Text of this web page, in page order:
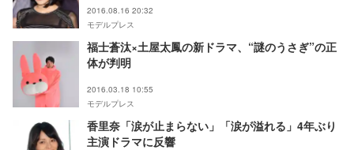
2016.08.16 20:32
モデルプレス
福士蒼汰×土屋太鳳の新ドラマ、“謎のうさぎ”の正
体が判明
2016.03.18 10:55
モデルプレス
香里奈「涙が止まらない」「涙が溢れる」4年ぶり
主演ドラマに反響